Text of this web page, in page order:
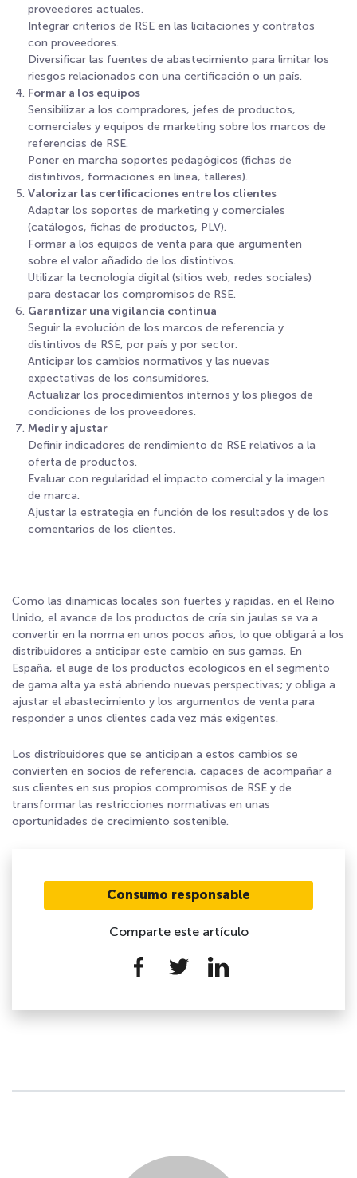
Consumo responsable
Comparte este artículo
proveedores actuales.
Integrar criterios de RSE en las licitaciones y contratos
con proveedores.
Diversificar las fuentes de abastecimiento para limitar los
riesgos relacionados con una certificación o un país.
Formar a los equipos
Sensibilizar a los compradores, jefes de productos,
comerciales y equipos de marketing sobre los marcos de
referencias de RSE.
Poner en marcha soportes pedagógicos (fichas de
distintivos, formaciones en línea, talleres).
Valorizar las certificaciones entre los clientes
Adaptar los soportes de marketing y comerciales
(catálogos, fichas de productos, PLV).
Formar a los equipos de venta para que argumenten
sobre el valor añadido de los distintivos.
Utilizar la tecnología digital (sitios web, redes sociales)
para destacar los compromisos de RSE.
Garantizar una vigilancia continua
Seguir la evolución de los marcos de referencia y
distintivos de RSE, por país y por sector.
Anticipar los cambios normativos y las nuevas
expectativas de los consumidores.
Actualizar los procedimientos internos y los pliegos de
condiciones de los proveedores.
Medir y ajustar
Definir indicadores de rendimiento de RSE relativos a la
oferta de productos.
Evaluar con regularidad el impacto comercial y la imagen
de marca.
Ajustar la estrategia en función de los resultados y de los
comentarios de los clientes.
Como las dinámicas locales son fuertes y rápidas, en el Reino
Unido, el avance de los productos de cría sin jaulas se va a
convertir en la norma en unos pocos años, lo que obligará a los
distribuidores a anticipar este cambio en sus gamas. En
España, el auge de los productos ecológicos en el segmento
de gama alta ya está abriendo nuevas perspectivas; y obliga a
ajustar el abastecimiento y los argumentos de venta para
responder a unos clientes cada vez más exigentes.
Los distribuidores que se anticipan a estos cambios se
convierten en socios de referencia, capaces de acompañar a
sus clientes en sus propios compromisos de RSE y de
transformar las restricciones normativas en unas
oportunidades de crecimiento sostenible.